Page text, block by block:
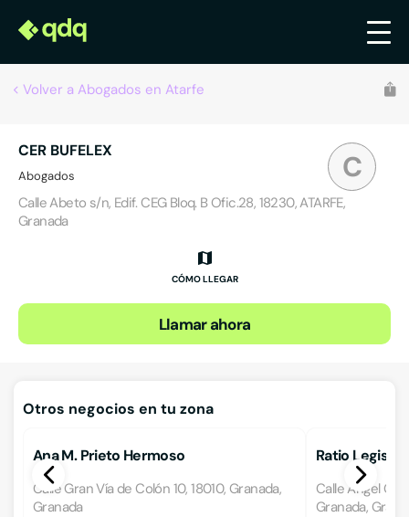
Volver a Abogados en Atarfe
C
CER BUFELEX
Abogados
Calle Abeto s/n, Edif. CEG Bloq. B Ofic.28, 18230, ATARFE,
Granada
CÓMO LLEGAR
Llamar ahora
Otros negocios en tu zona
Ana M. Prieto Hermoso
Calle Gran Vía de Colón 10, 18010, Granada,
Granada
Ratio Legis
Calle Ángel
Granada,